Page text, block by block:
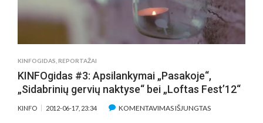
IR
JOS
VYRŲ
VASARA
KINFOGIDAS REPORTAŽAI
KINFOgidas #3: Apsilankymai „Pasakoje“,
„Sidabrinių gervių naktyse“ bei „Loftas Fest’12“
KINFO 2012-06-17, 23:34 KOMENTAVIMAS IŠJUNGTASĮRAŠE